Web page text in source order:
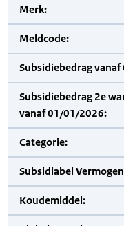
Merk:
Meldcode:
Subsidiebedrag
Subsidiebedrag 2e
vanaf 01/01/2026:
Categorie:
Subsidiabel
Koudemiddel: